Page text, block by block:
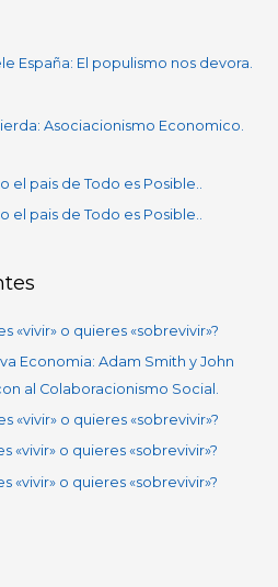
España: El populismo nos devora.
Asociacionismo Economico.
el pais de Todo es Posible..
el pais de Todo es Posible..
«vivir» o quieres «sobrevivir»?
Economia: Adam Smith y John
al Colaboracionismo Social.
«vivir» o quieres «sobrevivir»?
«vivir» o quieres «sobrevivir»?
«vivir» o quieres «sobrevivir»?